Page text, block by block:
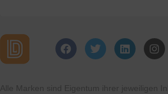
Alle Marken sind Eigentum ihrer jeweiligen